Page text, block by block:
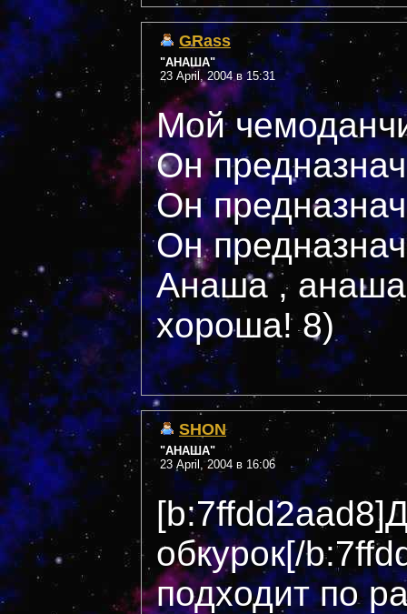
GRass
"АНАША"
23 April, 2004 в 15:31
Мой
Он
Он
Он
Анаша ,
хороша! 8)
SHON
"АНАША"
23 April, 2004 в 16:06
обкурок[/
подходит по